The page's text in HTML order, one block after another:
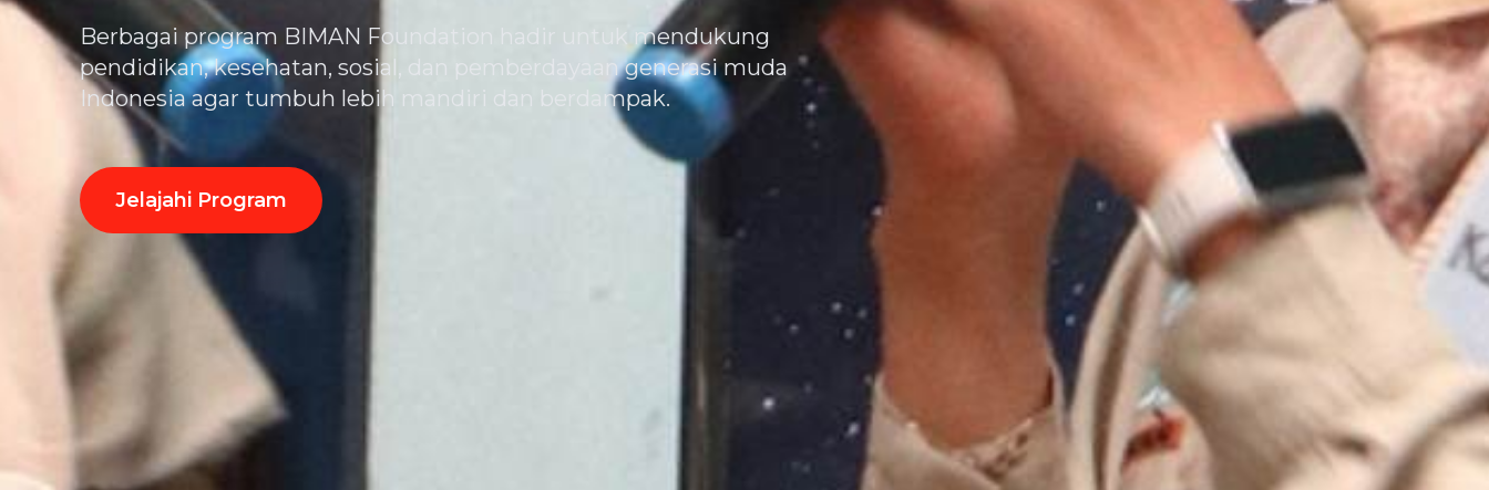
Berbagai program BIMAN Foundation hadir untuk mendukung
pendidikan, kesehatan, sosial, dan pemberdayaan generasi muda
Indonesia agar tumbuh lebih mandiri dan berdampak.
Jelajahi Program